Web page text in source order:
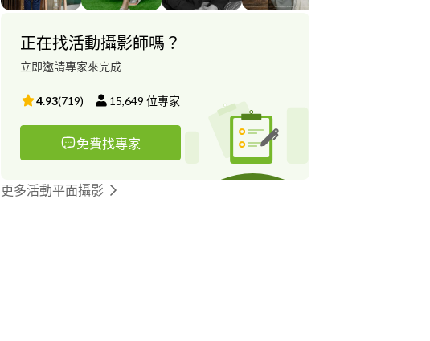
日記 https://sunny989.pixnet.net/blog 或臉書
因為平台是以您有回覆就向我收費，所以麻煩“確認要合作”、
“確認要合作”、“確認要合作”，再直接透過平台洽談!! （重要
正在找活動攝影師嗎？
立即邀請專家來完成
4.93(719) 15,649 位專家
免費找專家
更多活動平面攝影